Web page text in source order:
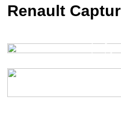
Renault